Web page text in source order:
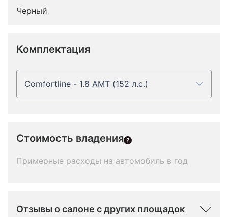
Черный
Комплектация
Comfortline - 1.8 AMT (152 л.с.)
Стоимость владения
Примерные расходы на автомобиль в год
Отзывы о салоне с других площадок